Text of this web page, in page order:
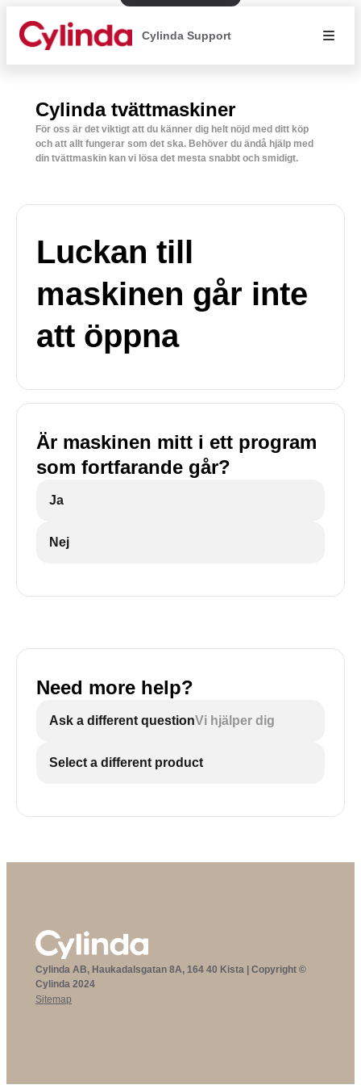
Cylinda Support
Cylinda tvättmaskiner
För oss är det viktigt att du känner dig helt nöjd med ditt köp
och att allt fungerar som det ska. Behöver du ändå hjälp med
din tvättmaskin kan vi lösa det mesta snabbt och smidigt.
Luckan till
maskinen går inte
att öppna
Är maskinen mitt i ett program
som fortfarande går?
Ja
Nej
Need more help?
Ask a different questionVi hjälper dig
Select a different product
Cylinda AB, Haukadalsgatan 8A, 164 40 Kista | Copyright ©
Cylinda 2024
Sitemap